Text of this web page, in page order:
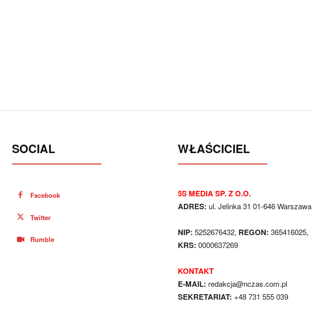
SOCIAL
Facebook
Twitter
Rumble
WŁAŚCICIEL
5S MEDIA SP. Z O.O.
ADRES: ul. Jelinka 31 01-646 Warszawa
NIP: 5252676432, REGON: 365416025,
KRS: 0000637269
KONTAKT
E-MAIL: redakcja@nczas.com.pl
SEKRETARIAT: +48 731 555 039